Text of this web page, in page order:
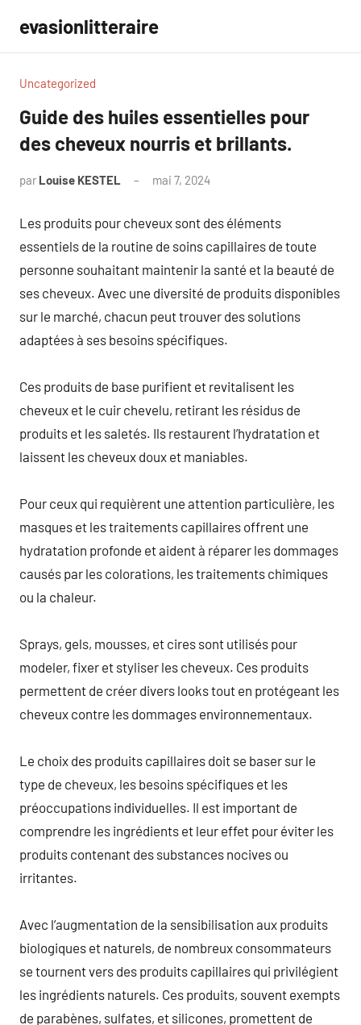
contenu
evasionlitteraire
Uncategorized
Guide des huiles essentielles pour
des cheveux nourris et brillants.
par Louise KESTEL mai 7, 2024
Les produits pour cheveux sont des éléments
essentiels de la routine de soins capillaires de toute
personne souhaitant maintenir la santé et la beauté de
ses cheveux. Avec une diversité de produits disponibles
sur le marché, chacun peut trouver des solutions
adaptées à ses besoins spécifiques.
Ces produits de base purifient et revitalisent les
cheveux et le cuir chevelu, retirant les résidus de
produits et les saletés. Ils restaurent l’hydratation et
laissent les cheveux doux et maniables.
Pour ceux qui requièrent une attention particulière, les
masques et les traitements capillaires offrent une
hydratation profonde et aident à réparer les dommages
causés par les colorations, les traitements chimiques
ou la chaleur.
Sprays, gels, mousses, et cires sont utilisés pour
modeler, fixer et styliser les cheveux. Ces produits
permettent de créer divers looks tout en protégeant les
cheveux contre les dommages environnementaux.
Le choix des produits capillaires doit se baser sur le
type de cheveux, les besoins spécifiques et les
préoccupations individuelles. Il est important de
comprendre les ingrédients et leur effet pour éviter les
produits contenant des substances nocives ou
irritantes.
Avec l’augmentation de la sensibilisation aux produits
biologiques et naturels, de nombreux consommateurs
se tournent vers des produits capillaires qui privilégient
les ingrédients naturels. Ces produits, souvent exempts
de parabènes, sulfates, et silicones, promettent de